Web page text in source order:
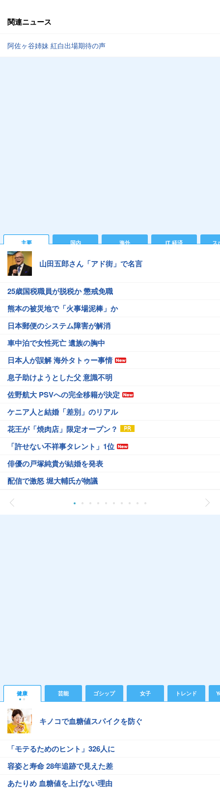
関連ニュース
阿佐ヶ谷姉妹 紅白出場期待の声
主要 国内 海外 IT 経済 ス
山田五郎さん「アド街」で名言
25歳国税職員が脱税か 懲戒免職
熊本の被災地で「火事場泥棒」か
日本郵便のシステム障害が解消
車中泊で女性死亡 遺族の胸中
日本人が誤解 海外タトゥー事情
息子助けようとした父 意識不明
佐野航大 PSVへの完全移籍が決定
ケニア人と結婚「差別」のリアル
花王が「焼肉店」限定オープン？
「許せない不祥事タレント」1位
俳優の戸塚純貴が結婚を発表
配信で激怒 堀大輔氏が物議
健康 芸能 ゴシップ 女子 トレンド
キノコで血糖値スパイクを防ぐ
「モテるためのヒント」326人に
容姿と寿命 28年追跡で見えた差
あたりめ 血糖値を上げない理由